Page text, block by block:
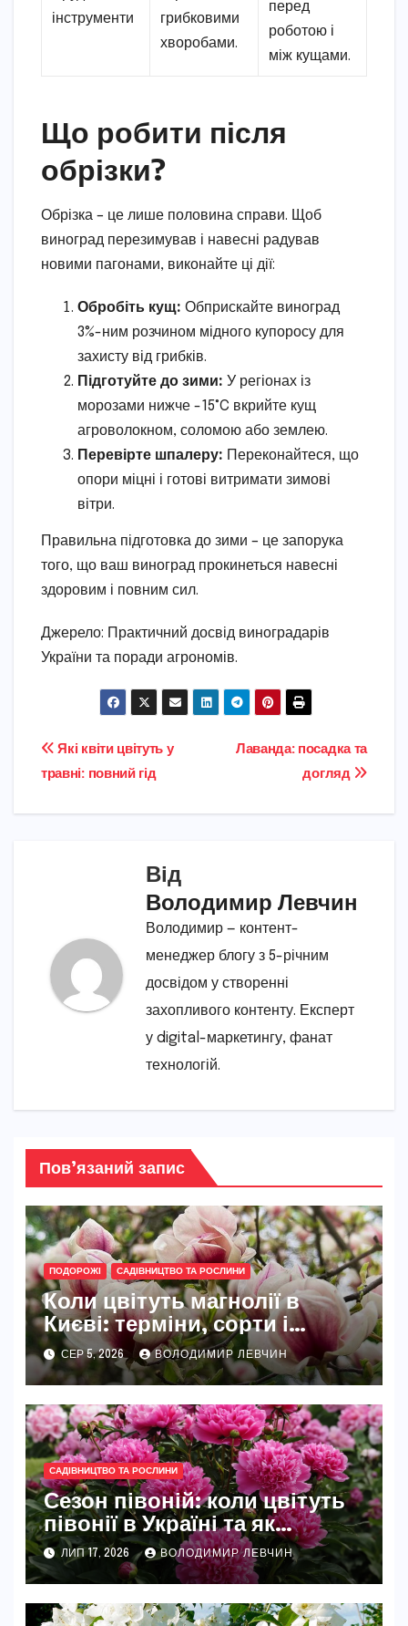
інструменти
грибковими
хворобами.
перед
роботою і
між кущами.
Що робити після
обрізки?
Обрізка – це лише половина справи. Щоб
виноград перезимував і навесні радував
новими пагонами, виконайте ці дії:
Обробіть кущ: Обприскайте виноград
3%-ним розчином мідного купоросу для
захисту від грибків.
Підготуйте до зими: У регіонах із
морозами нижче -15°C вкрийте кущ
агроволокном, соломою або землею.
Перевірте шпалеру: Переконайтеся, що
опори міцні і готові витримати зимові
вітри.
Правильна підготовка до зими – це запорука
того, що ваш виноград прокинеться навесні
здоровим і повним сил.
Джерело: Практичний досвід виноградарів
України та поради агрономів.
Навігація
записів
Лаванда: посадка та
догляд
Які квіти цвітуть у
травні: повний гід
Від
Володимир Левчин
Володимир — контент-
менеджер блогу з 5-річним
досвідом у створенні
захопливого контенту. Експерт
у digital-маркетингу, фанат
технологій.
Пов’язаний запис
ПОДОРОЖІ САДІВНИЦТВО ТА РОСЛИНИ
Коли цвітуть магнолії в
Києві: терміни, сорти і
найкращі місця
СЕР 5, 2026 ВОЛОДИМИР ЛЕВЧИН
САДІВНИЦТВО ТА РОСЛИНИ
Сезон півоній: коли цвітуть
півонії в Україні та як
розкрити їхню повну красу
ЛИП 17, 2026 ВОЛОДИМИР ЛЕВЧИН